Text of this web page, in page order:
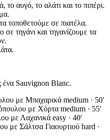
αυγό, το αλάτι και το πιπέρι.
τοποθετούμε σε πιατέλα.
σε τηγάνι και τηγανίζουμε τα
ένα Sauvignon Blanc.
με Μπαχαρικά medium · 50′
με Χόρτα medium · 55′
με Λαχανικά easy · 40′
με Σάλτσα Γιαουρτιού hard ·